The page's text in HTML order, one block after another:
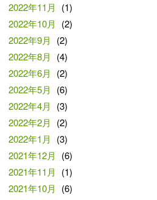
2022年11月
(1)
2022年10月
(2)
2022年9月
(2)
2022年8月
(4)
2022年6月
(2)
2022年5月
(6)
2022年4月
(3)
2022年2月
(2)
2022年1月
(3)
2021年12月
(6)
2021年11月
(1)
2021年10月
(6)